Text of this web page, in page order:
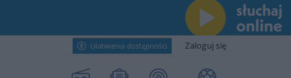
Ułatwienia dostępności Zaloguj się